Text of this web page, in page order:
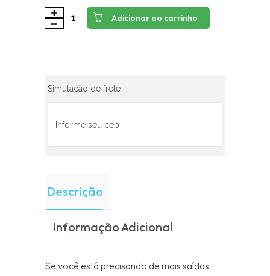
Adicionar ao carrinho
Simulação de frete
Descrição
Informação Adicional
Se você está precisando de mais saídas